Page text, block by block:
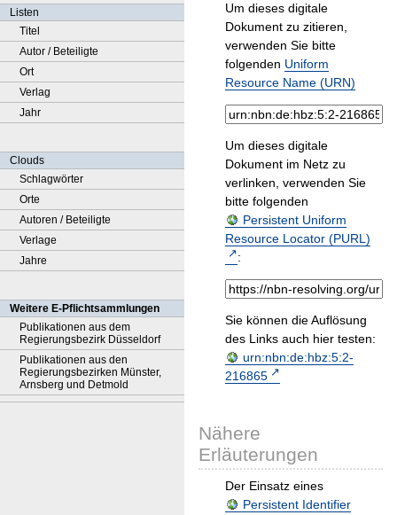
Listen
Titel
Autor / Beteiligte
Ort
Verlag
Jahr
Clouds
Schlagwörter
Orte
Autoren / Beteiligte
Verlage
Jahre
Weitere E-Pflichtsammlungen
Publikationen aus dem
Regierungsbezirk Düsseldorf
Publikationen aus den
Regierungsbezirken Münster,
Arnsberg und Detmold
Um dieses digitale
Dokument zu zitieren,
verwenden Sie bitte
folgenden Uniform
Resource Name (URN)
Um dieses digitale
Dokument im Netz zu
verlinken, verwenden Sie
bitte folgenden
Persistent Uniform
Resource Locator (PURL)
:
Sie können die Auflösung
des Links auch hier testen:
urn:nbn:de:hbz:5:2-
216865
Nähere
Erläuterungen
Der Einsatz eines
Persistent Identifier